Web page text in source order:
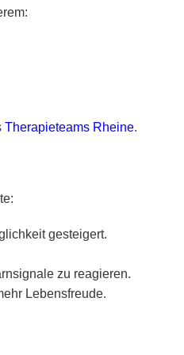
Therapieteams Rheine.
gesteigert.
zu reagieren.
Lebensfreude.